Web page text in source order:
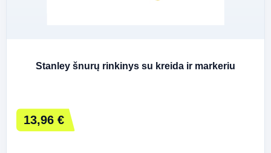
Stanley šnurų rinkinys su kreida ir markeriu
13,96 €